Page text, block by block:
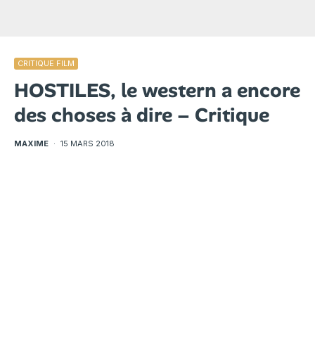
CRITIQUE FILM
HOSTILES, le western a encore
des choses à dire – Critique
MAXIME · 15 MARS 2018